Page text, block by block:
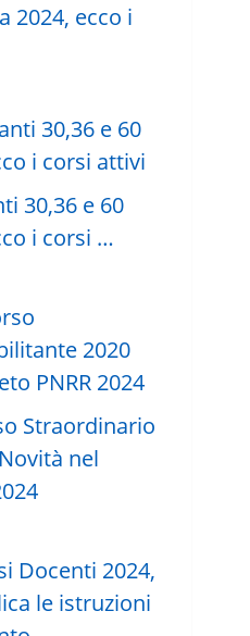
2024, ecco i
30,36 e 60
i corsi …
Straordinario
nel